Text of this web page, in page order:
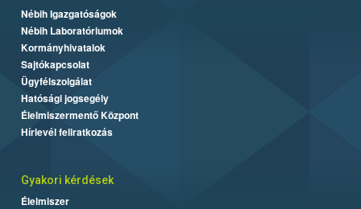
Nébih Igazgatóságok
Nébih Laboratóriumok
Kormányhivatalok
Sajtókapcsolat
Ügyfélszolgálat
Hatósági jogsegély
Élelmiszermentő Központ
Hírlevél feliratkozás
Gyakori kérdések
Élelmiszer